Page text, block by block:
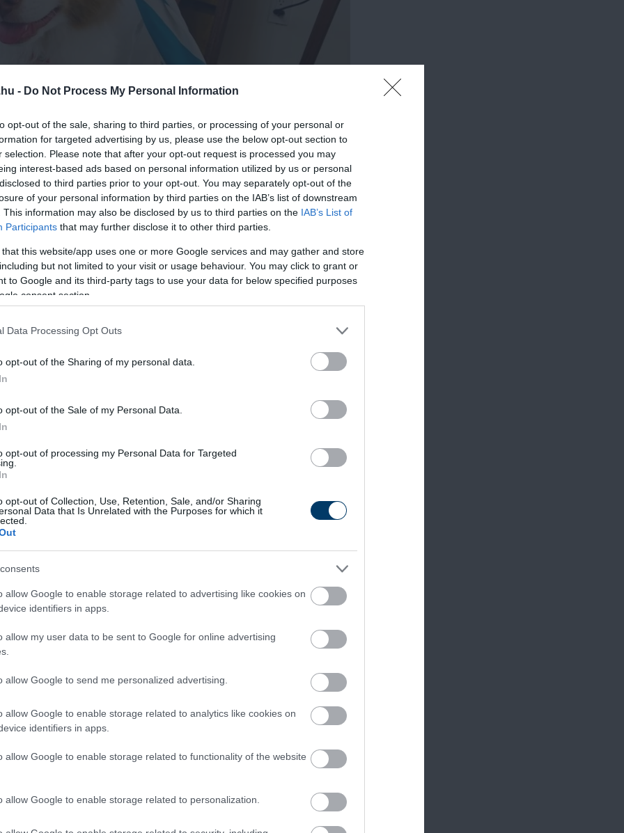
- Do Not Process My Personal Information
opt-out of the sale, sharing to third parties, or processing of your personal or
for targeted advertising by us, please use the below opt-out section to
selection. Please note that after your opt-out request is processed you may
interest-based ads based on personal information utilized by us or personal
to third parties prior to your opt-out. You may separately opt-out of the
of your personal information by third parties on the IAB’s list of downstream
This information may also be disclosed by us to third parties on the IAB’s List of
Participants that may further disclose it to other third parties.
that this website/app uses one or more Google services and may gather and store
but not limited to your visit or usage behaviour. You may click to grant or
to Google and its third-party tags to use your data for below specified purposes
consent section.
Data Processing Opt Outs
opt-out of the Sharing of my personal data.
opt-out of the Sale of my Personal Data.
opt-out of processing my Personal Data for Targeted
opt-out of Collection, Use, Retention, Sale, and/or Sharing
Data that Is Unrelated with the Purposes for which it
allow Google to enable storage related to advertising like cookies on
identifiers in apps.
allow my user data to be sent to Google for online advertising
allow Google to send me personalized advertising.
allow Google to enable storage related to analytics like cookies on
identifiers in apps.
allow Google to enable storage related to functionality of the website
allow Google to enable storage related to personalization.
és a stúdióban, hanem a saját otthonában is megmutatja
a közelmúltban híreket keltett, amikor a kutyáiért vívott jogi
pénznél többet érnek számára, még a gyémántokról is hajlandó
korai korkülönbség miatt sosem volt konfliktusmentes. Britney 42
szerint a két ember közötti korkülönbség miatt sokan nem
ők mégis összeházasodtak, és ahelyett, hogy gyerekeket
ben csatlakozott hozzájuk Sawyer és Porsha, egy dobermann és
jövőjét is kérdésessé teszi.
és az elhelyezési kérdés jogi úton került előtérbe. Jelenleg úgy
azt hangoztatják, hogy Britney nem lenne megfelelő gazdi az ebek
lenne a kutyák nevelésére. Britney azonban ellentmond ennek,
hogy a kutyák számára a legjobb körülményeket biztosítsa.